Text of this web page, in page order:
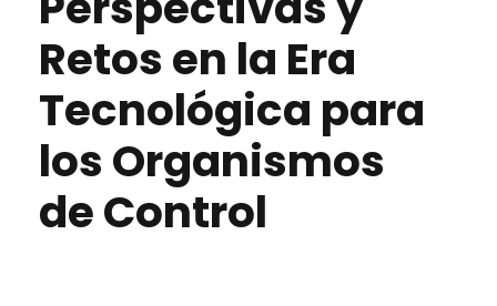
Retos en la Era
Tecnológica para
los Organismos
de Control